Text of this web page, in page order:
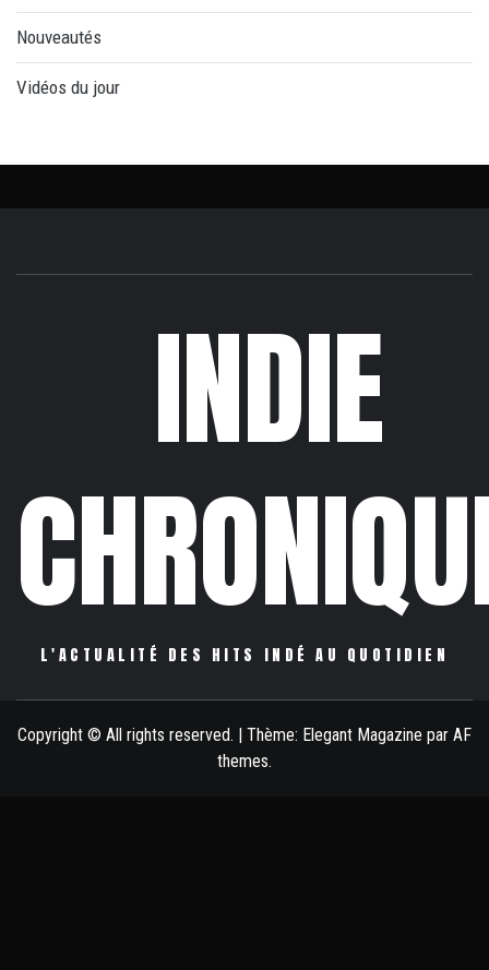
Nouveautés
Vidéos du jour
INDIE
L'ACTUALITÉ DES HITS INDÉ AU QUOTIDIEN
Copyright © All rights reserved. Thème: Elegant Magazine par AF
themes.